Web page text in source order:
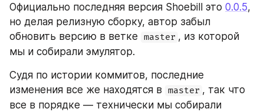
Официально последняя версия Shoebill это 0.0.5,
но делая релизную сборку, автор забыл
обновить версию в ветке master , из которой
мы и собирали эмулятор.
Судя по истории коммитов, последние
изменения все же находятся в master , так что
все в порядке — технически мы собирали